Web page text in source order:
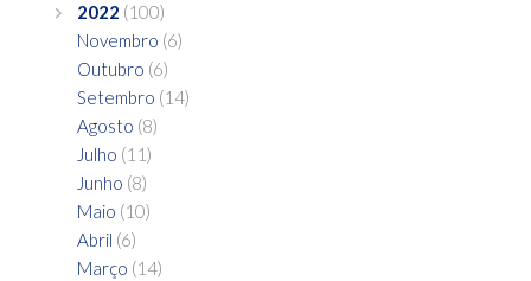
2022 (100)
Novembro (6)
Outubro (6)
Setembro (14)
Agosto (8)
Julho (11)
Junho (8)
Maio (10)
Abril (6)
Março (14)